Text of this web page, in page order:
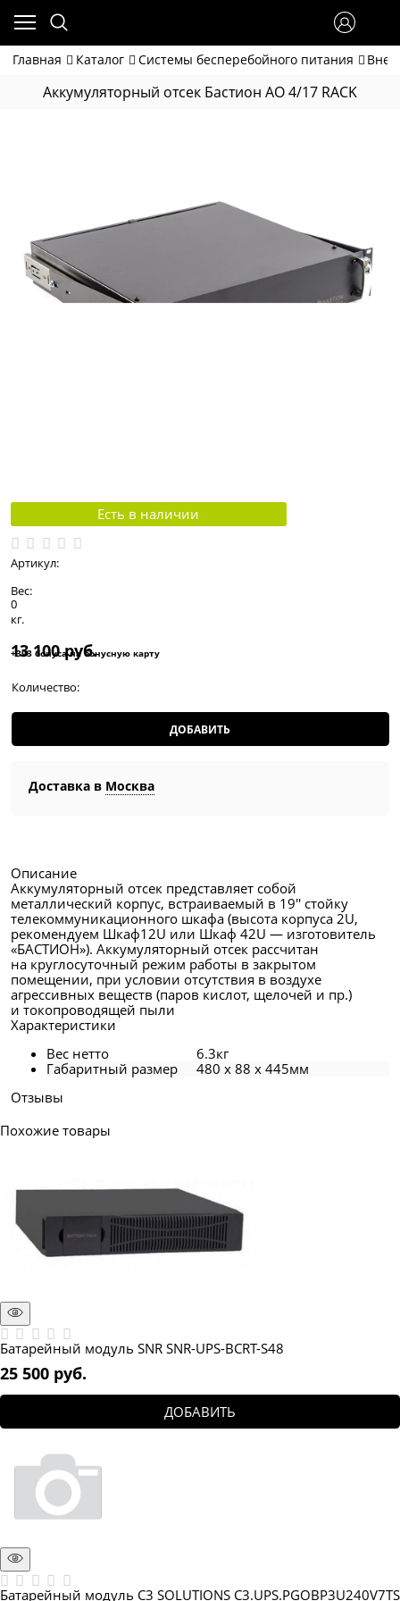
Главная Каталог Системы бесперебойного питания
Аккумуляторный отсек Бастион АО 4/17 RACK
Есть в наличии
Артикул:
Вес:
0
кг.
13 100 руб.
+393 бонуса на бонусную карту
Количество:
ДОБАВИТЬ
Доставка в Москва
Описание
Аккумуляторный отсек представляет собой
металлический корпус, встраиваемый в 19'' стойку
телекоммуникационного шкафа (высота корпуса 2U,
рекомендуем Шкаф12U или Шкаф 42U — изготовитель
«БАСТИОН»). Аккумуляторный отсек рассчитан
на круглосуточный режим работы в закрытом
помещении, при условии отсутствия в воздухе
агрессивных веществ (паров кислот, щелочей и пр.)
и токопроводящей пыли
Характеристики
Вес нетто
6.3кг
Габаритный размер
480 x 88 x 445мм
Отзывы
Похожие товары
Батарейный модуль SNR SNR-UPS-BCRT-S48
25 500 руб.
ДОБАВИТЬ
Батарейный модуль C3 SOLUTIONS C3.UPS.PGOBP3U240V7TS